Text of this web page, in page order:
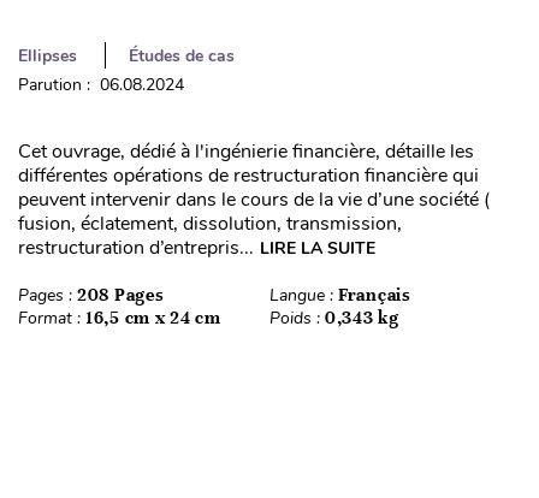
Ellipses
Études de cas
Parution : 06.08.2024
Cet ouvrage, dédié à l'ingénierie financière, détaille les
différentes opérations de restructuration financière qui
peuvent intervenir dans le cours de la vie d’une société (
fusion, éclatement, dissolution, transmission,
restructuration d’entrepris... LIRE LA SUITE
Pages : 208 Pages Langue : Français
Format : 16,5 cm x 24 cm Poids : 0,343 kg